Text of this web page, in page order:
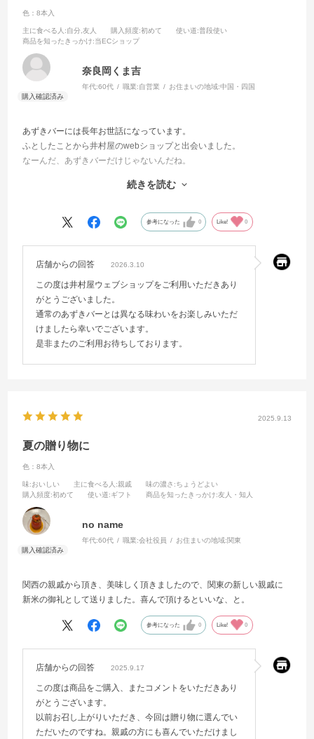
色：8本入
主に食べる人 :自分,友人 購入頻度:初めて 使い道:普段使い
商品を知ったきっかけ:当ECショップ
奈良岡くま吉
年代:60代 職業:自営業 お住まいの地域:中国・四国
あずきバーには長年お世話になっています。
ふとしたことから井村屋のwebショップと出会いました。
なーんだ、あずきバーだけじゃないんだね。
井村屋直営京都店『和涼菓堂』で売られているのか。
いつもはスーパーのあずきバーだが
どうしたって試したくなりました。
・・・・・試して良かった。。。
続きを読む
参考になった 0 Like! 0
店舗からの回答 2026.3.10
この度は井村屋ウェブショップをご利用いただきあり
がとうございました。
通常のあずきバーとは異なる味わいをお楽しみいただ
けましたら幸いでございます。
是非またのご利用お待ちしております。
2025.9.13
夏の贈り物に
色：8本入
味:おいしい 主に食べる人 :親戚 味の濃さ :ちょうどよい
購入頻度:初めて 使い道:ギフト 商品を知ったきっかけ:友人・知人
no name
年代:60代 職業:会社役員 お住まいの地域:関東
関西の親戚から頂き、美味しく頂きましたので、関東の新しい親戚に
新米の御礼として送りました。喜んで頂けるといいな、と。
参考になった 0 Like! 0
店舗からの回答 2025.9.17
この度は商品をご購入、またコメントをいただきあり
がとうございます。
以前お召し上がりいただき、今回は贈り物に選んでい
ただいたのですね。親戚の方にも喜んでいただけまし